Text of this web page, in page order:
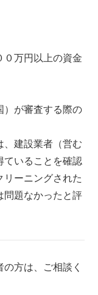
０万円以上の資金
）が審査する際の
、建設業者（営む
ていることを確認
リーニングされた
問題なかったと評
方は、ご相談く